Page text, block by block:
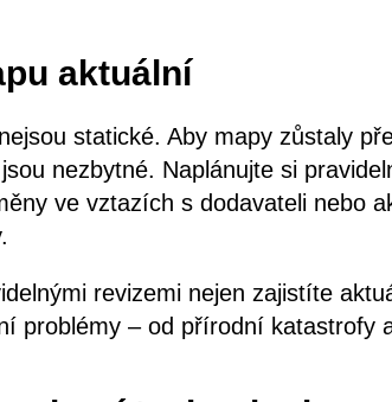
aktuální
statické. Aby mapy zůstaly
nezbytné. Naplánujte si
ve vztazích s dodavateli nebo
revizemi nejen zajistíte
problémy – od přírodní katastrofy